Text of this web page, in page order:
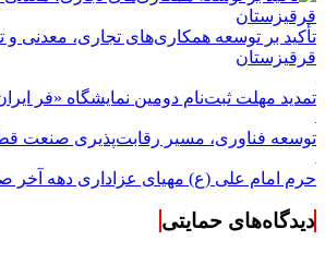
تأکید بر توسعه همکاری‌های تجاری، معدنی و
قرقیزستان
تمدید مهلت ثبت‌نام دومین نمایشگاه «فر ایران ۲» تا ۳۱
توسعه فناوری، مسیر رقابت‌پذیری صنعت
حرم امام علی (ع) مهیای عزاداری دهه آخر
دیدگاه‌های حمایتی